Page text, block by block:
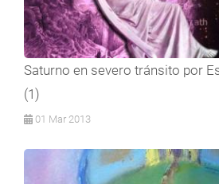
Saturno en severo tránsito por
(1)
01 Mar 2013